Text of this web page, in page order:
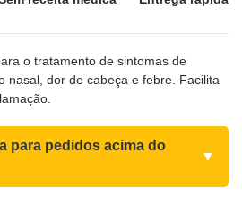
o tratamento de sintomas de
nasal, dor de cabeça e febre. Facilita
para pedidos acima do
▼